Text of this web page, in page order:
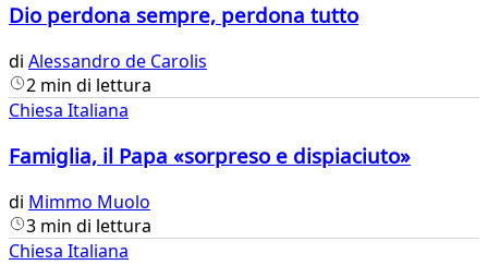
Dio perdona sempre, perdona tutto
di Alessandro de Carolis
2 min di lettura
Chiesa Italiana
Famiglia, il Papa «sorpreso e dispiaciuto»
di Mimmo Muolo
3 min di lettura
Chiesa Italiana